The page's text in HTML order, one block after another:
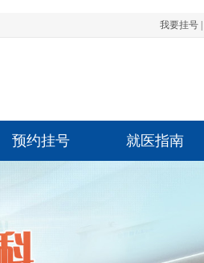
我要挂号
预约挂号 就医指南